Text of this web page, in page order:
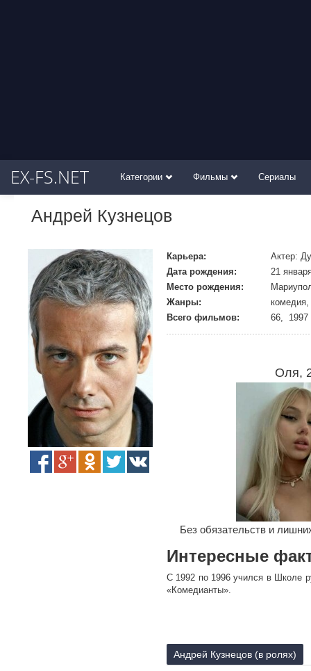
EX-FS.NET Категории Фильмы Сериалы
Андрей Кузнецов
Карьера:
Актер:
Дата рождения:
21
Место рождения:
Жанры:
Всего фильмов:
66, 1997
Оля,
Без обязательств и
Интересные
С 1992 по 1996 учился в Школе
«Комедианты».
Андрей Кузнецов (в ролях)